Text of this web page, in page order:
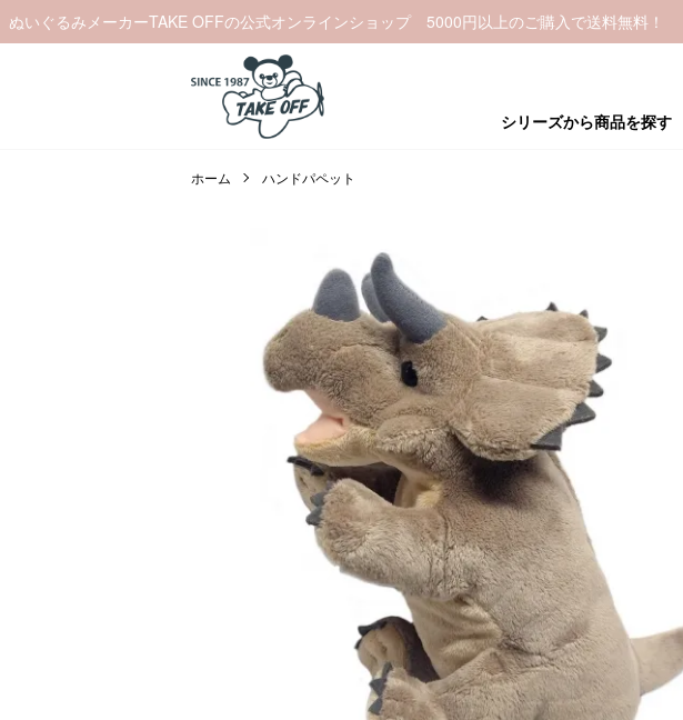
ぬいぐるみメーカーTAKE OFFの公式オンラインショップ 5000円以上のご購入で送料無料！
シリーズから商品を探す
ホーム ハンドパペット